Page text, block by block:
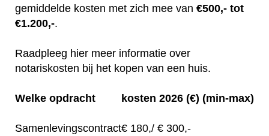
gemiddelde kosten met zich mee van €500,- tot
€1.200,-.
Raadpleeg hier meer informatie over
notariskosten bij het kopen van een huis.
Welke opdracht kosten 2026 (€) (min-max)
Samenlevingscontract€ 180,/ € 300,-